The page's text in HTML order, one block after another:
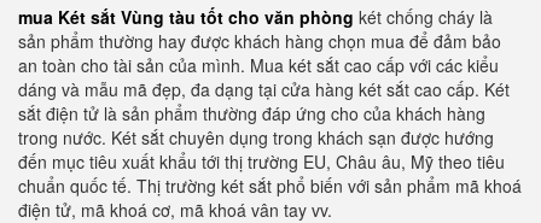
mua Két sắt Vùng tàu tốt cho văn phòng két chống cháy là
sản phẩm thường hay được khách hàng chọn mua để đảm bảo
an toàn cho tài sản của mình. Mua két sắt cao cấp với các kiểu
dáng và mẫu mã đẹp, đa dạng tại cửa hàng két sắt cao cấp. Két
sắt điện tử là sản phẩm thường đáp ứng cho của khách hàng
trong nước. Két sắt chuyên dụng trong khách sạn được hướng
đến mục tiêu xuất khẩu tới thị trường EU, Châu âu, Mỹ theo tiêu
chuẩn quốc tế. Thị trường két sắt phổ biến với sản phẩm mã khoá
điện tử, mã khoá cơ, mã khoá vân tay vv.